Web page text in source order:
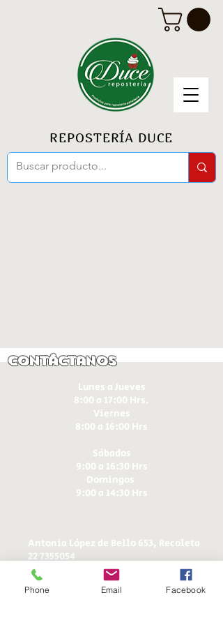
REPOSTERÍA DUCE
Contáctanos
Lunes a Jueves
8:00 a 17:00 Hrs.
Viernes
8:00 a 16:00 Hrs​
Sábados
9:00 a 16:30 Hrs
Domingos
9:00 a 14:30 Hrs
Antonia López de Bello 653, Recoleta
22 7355054
22 7375725
+56 9 75224598
ducereposteria@gmail.com
Phone Email Facebook